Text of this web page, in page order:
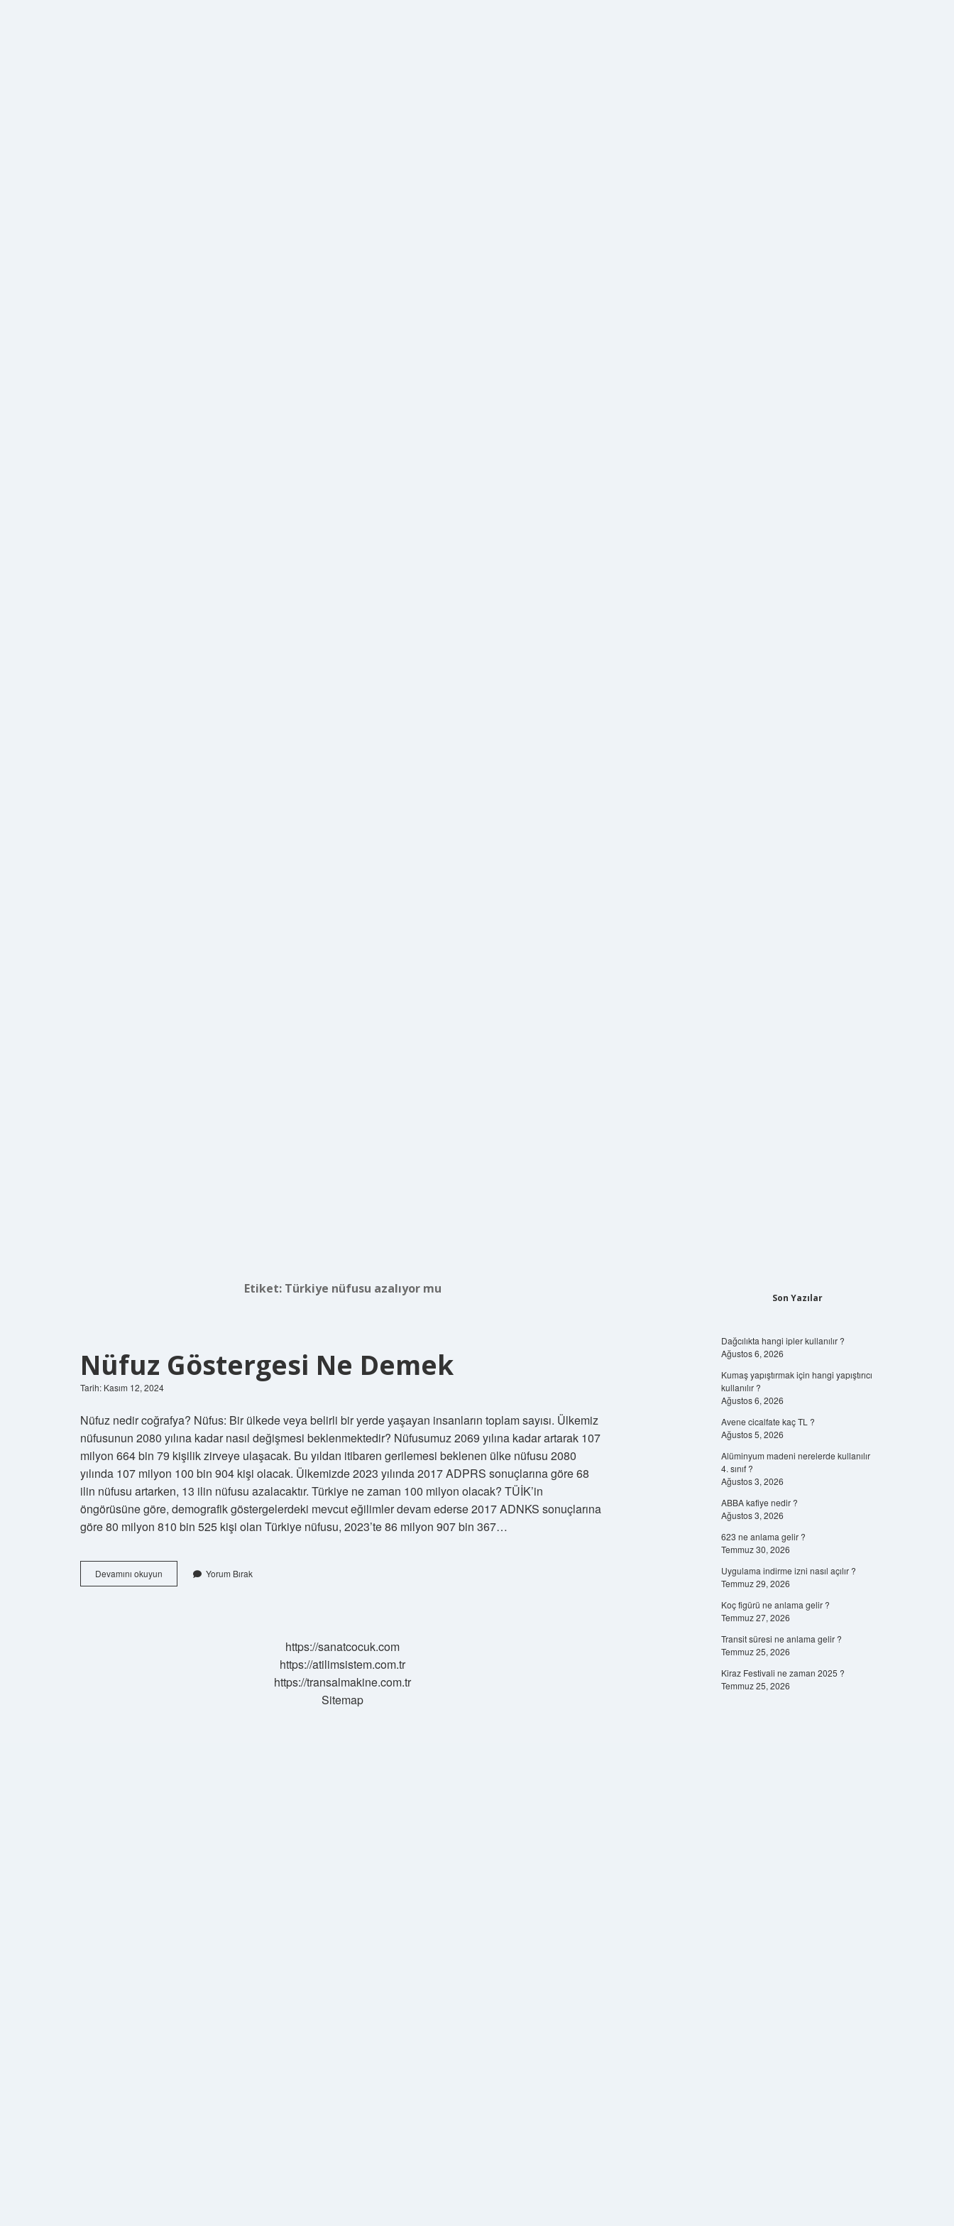
Etiket: Türkiye nüfusu azalıyor mu
Nüfuz Göstergesi Ne Demek
Tarih: Kasım 12, 2024
Nüfuz nedir coğrafya? Nüfus: Bir ülkede veya belirli bir yerde yaşayan insanların toplam sayısı. Ülkemiz
nüfusunun 2080 yılına kadar nasıl değişmesi beklenmektedir? Nüfusumuz 2069 yılına kadar artarak 107
milyon 664 bin 79 kişilik zirveye ulaşacak. Bu yıldan itibaren gerilemesi beklenen ülke nüfusu 2080
yılında 107 milyon 100 bin 904 kişi olacak. Ülkemizde 2023 yılında 2017 ADPRS sonuçlarına göre 68
ilin nüfusu artarken, 13 ilin nüfusu azalacaktır. Türkiye ne zaman 100 milyon olacak? TÜİK’in
öngörüsüne göre, demografik göstergelerdeki mevcut eğilimler devam ederse 2017 ADNKS sonuçlarına
göre 80 milyon 810 bin 525 kişi olan Türkiye nüfusu, 2023’te 86 milyon 907 bin 367…
Devamını okuyun
Göstergesi
Yorum Bırak
https://sanatcocuk.com
https://atilimsistem.com.tr
https://transalmakine.com.tr
Sitemap
Son Yazılar
Dağcılıkta hangi ipler kullanılır ?
Ağustos 6, 2026
Kumaş yapıştırmak için hangi yapıştırıcı
kullanılır ?
Ağustos 6, 2026
Avene cicalfate kaç TL ?
Ağustos 5, 2026
Alüminyum madeni nerelerde kullanılır
4. sınıf ?
Ağustos 3, 2026
ABBA kafiye nedir ?
Ağustos 3, 2026
623 ne anlama gelir ?
Temmuz 30, 2026
Uygulama indirme izni nasıl açılır ?
Temmuz 29, 2026
Koç figürü ne anlama gelir ?
Temmuz 27, 2026
Transit süresi ne anlama gelir ?
Temmuz 25, 2026
Kiraz Festivali ne zaman 2025 ?
Temmuz 25, 2026